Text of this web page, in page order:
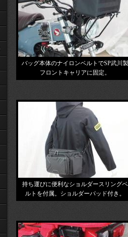
バッグ本体のナイロンベルトでSP武川製
フロントキャリアに固定。
持ち運びに便利なショルダースリングベ
ルトを付属。ショルダーパッド付き。